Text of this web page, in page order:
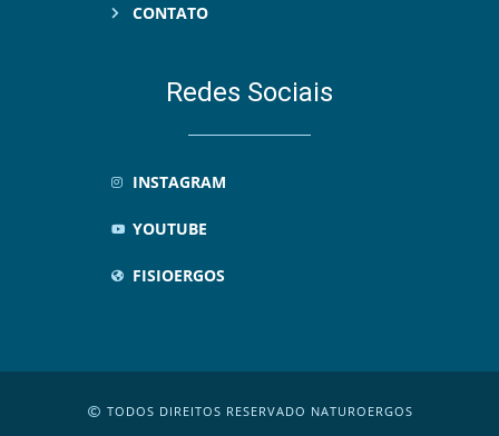
CONTATO
Redes Sociais
INSTAGRAM
YOUTUBE
FISIOERGOS
TODOS DIREITOS RESERVADO NATUROERGOS